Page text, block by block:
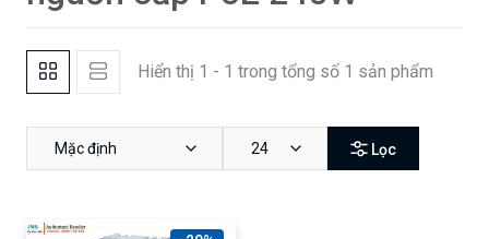
Hiển thị 1 - 1 trong tổng số 1 sản phẩm
Mặc định 24 Lọc